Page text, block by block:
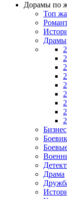
Дорамы по
Топ
Драмы
Бизнес
Боевик
Драма